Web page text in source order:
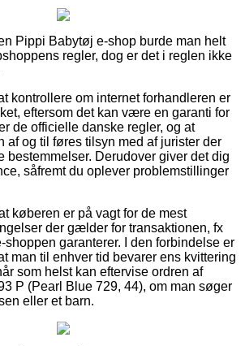
Pippi Babytøj e-shop burde man helt
regler, dog er det i reglen ikke
kontrollere om internet forhandleren er
eftersom det kan være en garanti for
de officielle danske regler, og at
af og til føres tilsyn med af jurister der
bestemmelser. Derudover giver det dig
såfremt du oplever problemstillinger
køberen er på vagt for de mest
der gælder for transaktionen, fx
shoppen garanterer. I den forbindelse er
man til enhver tid bevarer ens kvittering
som helst kan eftervise ordren af
P (Pearl Blue 729, 44), om man søger
eller et barn.